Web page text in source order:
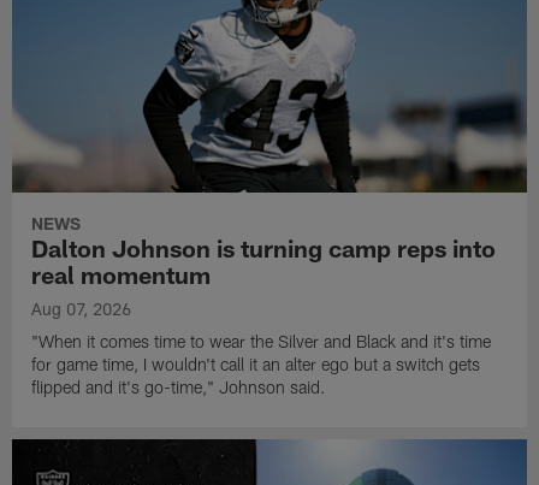
NEWS
Dalton Johnson is turning camp reps into
real momentum
Aug 07, 2026
"When it comes time to wear the Silver and Black and it's time
for game time, I wouldn't call it an alter ego but a switch gets
flipped and it's go-time," Johnson said.